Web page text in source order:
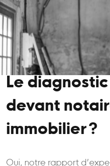
Le
devant
immobilier ?
Oui, notre rapport